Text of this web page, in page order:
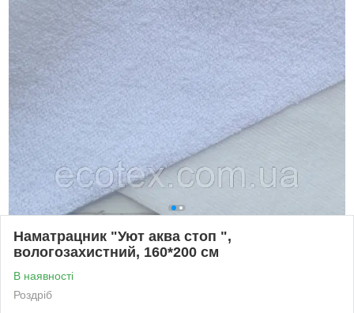
Наматрацник "Уют аква стоп ",
вологозахистний, 160*200 см
В наявності
Роздріб